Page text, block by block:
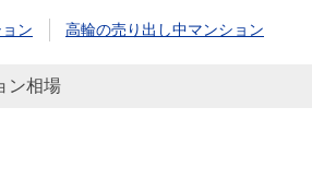
ン 高輪の売り出し中マンション
ン相場